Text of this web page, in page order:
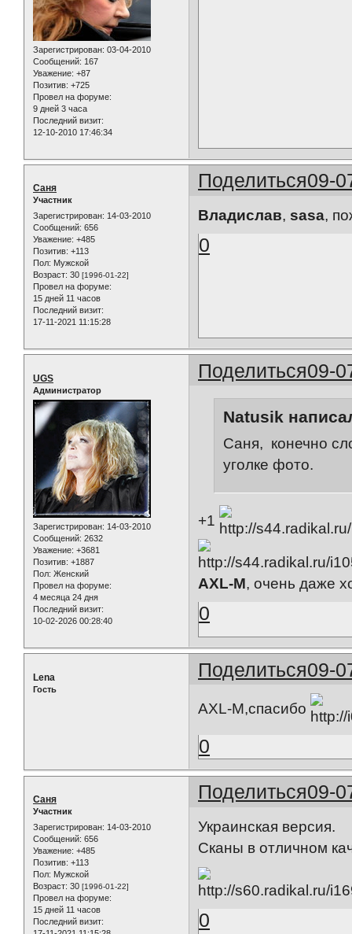
Зарегистрирован: 03-04-2010
Сообщений: 167
Уважение: +87
Позитив: +725
Провел на форуме:
9 дней 3 часа
Последний визит:
12-10-2010 17:46:34
Поделиться09-
Саня
Участник
Зарегистрирован: 14-03-2010
Сообщений: 656
Уважение: +485
Позитив: +113
Пол: Мужской
Возраст: 30 [1996-01-22]
Провел на форуме:
15 дней 11 часов
Последний визит:
17-11-2021 11:15:28
Владислав, sasa,
0
Поделиться09-
UGS
Администратор
Зарегистрирован: 14-03-2010
Сообщений: 2632
Уважение: +3681
Позитив: +1887
Пол: Женский
Провел на форуме:
4 месяца 24 дня
Последний визит:
10-02-2026 00:28:40
Natusik
Саня, конечно
уголке фото.
+1
AXL-M, очень даже
0
Поделиться09-
Lena
Гость
AXL-M,спасибо
0
Поделиться09-
Саня
Участник
Зарегистрирован: 14-03-2010
Сообщений: 656
Уважение: +485
Позитив: +113
Пол: Мужской
Возраст: 30 [1996-01-22]
Провел на форуме:
15 дней 11 часов
Последний визит:
Украинская версия.
Сканы в отличном
0